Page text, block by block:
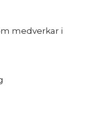
medverkar i